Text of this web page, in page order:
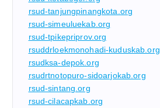
rsud-tanjungpinangkota.org
rsud-simeuluekab.org
rsud-tpikepriprov.org
rsuddrloekmonohadi-kuduskab.org
rsudksa-depok.org
rsudrtnotopuro-sidoarjokab.org
rsud-sintang.org
rsud-cilacapkab.org